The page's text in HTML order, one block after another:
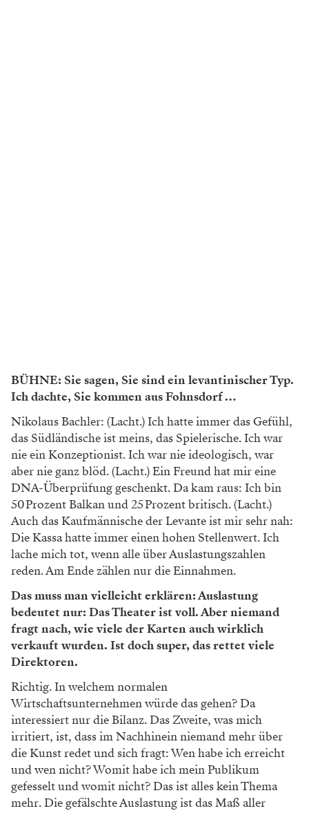
BÜHNE: Sie sagen, Sie sind ein levantinischer Typ.
Ich dachte, Sie kommen aus Fohnsdorf …
Nikolaus Bachler: (Lacht.) Ich hatte immer das Gefühl,
das Südländische ist meins, das Spielerische. Ich war
nie ein Konzeptionist. Ich war nie ideologisch, war
aber nie ganz blöd. (Lacht.) Ein Freund hat mir eine
DNA-Überprüfung geschenkt. Da kam raus: Ich bin
50 Prozent Balkan und 25 Prozent britisch. (Lacht.)
Auch das Kaufmännische der Levante ist mir sehr nah:
Die Kassa hatte immer einen hohen Stellenwert. Ich
lache mich tot, wenn alle über Auslastungszahlen
reden. Am Ende zählen nur die Einnahmen.
Das muss man vielleicht erklären: Auslastung
bedeutet nur: Das Theater ist voll. Aber niemand
fragt nach, wie viele der Karten auch wirklich
verkauft wurden. Ist doch super, das rettet viele
Direktoren.
Richtig. In welchem normalen
Wirtschaftsunternehmen würde das gehen? Da
interessiert nur die Bilanz. Das Zweite, was mich
irritiert, ist, dass im Nachhinein niemand mehr über
die Kunst redet und sich fragt: Wen habe ich erreicht
und wen nicht? Womit habe ich mein Publikum
gefesselt und womit nicht? Das ist alles kein Thema
mehr. Die gefälschte Auslastung ist das Maß aller